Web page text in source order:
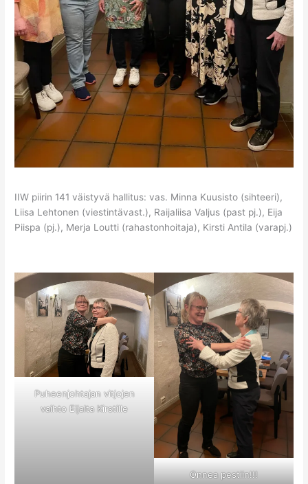
IIW piirin 141 väistyvä hallitus: vas. Minna Kuusisto (sihteeri),
Liisa Lehtonen (viestintävast.), Raijaliisa Valjus (past pj.), Eija
Piispa (pj.), Merja Loutti (rahastonhoitaja), Kirsti Antila (varapj.)
Puheenjohtajan vitjojen
vaihto Eijalta Kirstille
Onnea pestiin!!!